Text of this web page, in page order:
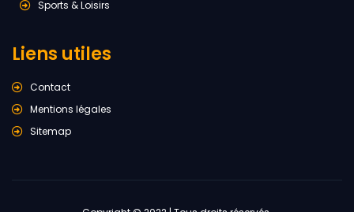
Sports & Loisirs
Liens utiles
Contact
Mentions légales
Sitemap